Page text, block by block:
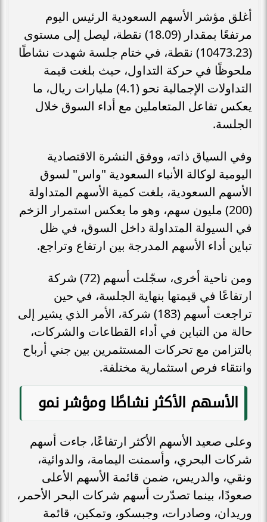
أغلق مؤشر الأسهم السعودية الرئيس اليوم
مرتفعًا بمقدار (18.09) نقطة، ليصل إلى مستوى
(10473.23) نقطة، في ختام جلسة شهدت نشاطًا
ملحوظًا في حركة التداول، حيث بلغت قيمة
التداولات الإجمالية نحو (4.1) مليارات ريال، ما
يعكس تفاعل المتعاملين مع أداء السوق خلال
الجلسة.
وفي السياق ذاته، ووفق النشرة الاقتصادية
اليومية لوكالة الأنباء السعودية "واس" لسوق
الأسهم السعودية، بلغت كمية الأسهم المتداولة
(200) مليون سهم، وهو ما يعكس استمرار الزخم
في السيولة المتداولة داخل السوق، في ظل
تباين أداء الأسهم المدرجة بين ارتفاع وتراجع.
ومن ناحية أخرى، سجّلت أسهم (72) شركة
ارتفاعًا في قيمتها بنهاية الجلسة، في حين
تراجعت أسهم (183) شركة، الأمر الذي يشير إلى
حالة من التباين في أداء القطاعات والشركات،
بالتزامن مع تحركات المستثمرين بين جني أرباح
وانتقاء فرص استثمارية مختلفة.
الأسهم الأكثر نشاطًا ومؤشر نمو
وعلى صعيد الأسهم الأكثر ارتفاعًا، جاءت أسهم
شركات البحري، وأسمنت اليمامة، والدوائية،
ونقي، والدريس، ضمن قائمة الأسهم الأعلى
صعودًا، بينما تصدّرت أسهم شركات البحر الأحمر،
وريدان، وصادرات، وجبسكو، وتمكين، قائمة